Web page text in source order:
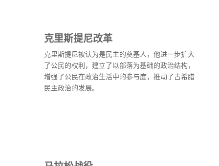
克里斯提尼改革
克里斯提尼被认为是民主的奠基人，他进一步扩大
了公民的权利，建立了以部落为基础的政治结构，
增强了公民在政治生活中的参与度，推动了古希腊
民主政治的发展。